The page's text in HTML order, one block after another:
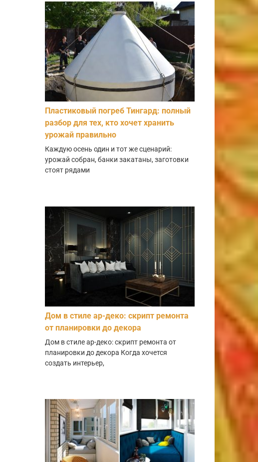
Пластиковый погреб Тингард: полный
разбор для тех, кто хочет хранить
урожай правильно
Каждую осень один и тот же сценарий:
урожай собран, банки закатаны, заготовки
стоят рядами
Дом в стиле ар-деко: скрипт ремонта
от планировки до декора
Дом в стиле ар-деко: скрипт ремонта от
планировки до декора Когда хочется
создать интерьер,